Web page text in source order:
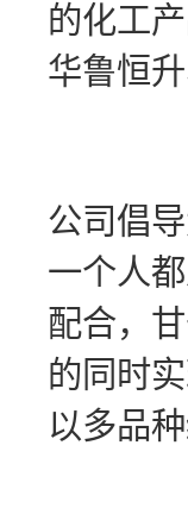
的化工
华鲁恒
公司倡
一个人
配合，
的同时
以多品